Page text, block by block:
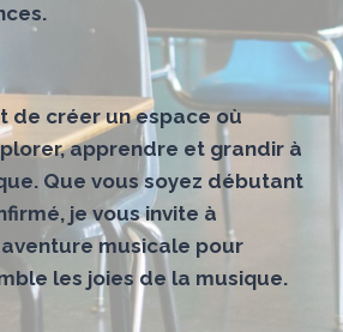
de créer un espace où
apprendre et grandir à
Que vous soyez débutant
je vous invite à
musicale pour
les joies de la musique.